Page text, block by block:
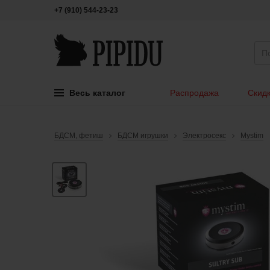
+7 (910) 544-23-23
Весь каталог Распродажа
БДСМ, фетиш БДСМ игрушки Электросекс Mystim